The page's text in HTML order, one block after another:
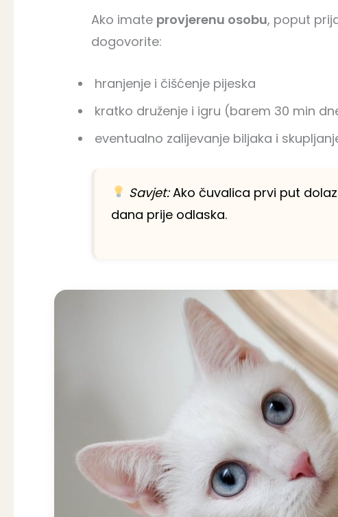
Ako imate provjerenu osobu, poput
dogovorite:
hranjenje i čišćenje pijeska
kratko druženje i igru (barem 30 min
eventualno zalijevanje biljaka i
Savjet:Ako čuvalica prvi put
dana prije odlaska.